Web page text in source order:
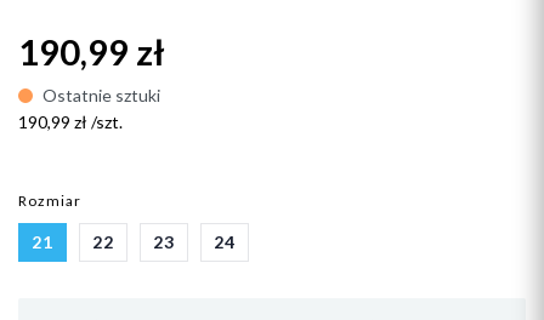
190,99 zł
Ostatnie sztuki
190,99 zł /szt.
Rozmiar
21 22 23 24